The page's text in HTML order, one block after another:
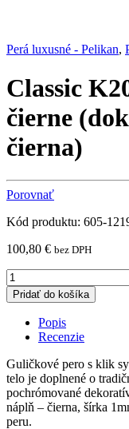
Perá luxusné - Pelikan,
Classic
čierne
čierna)
Porovnať
Kód produktu: 605-
100,80 € bez DPH
Classic
K205
guličkové
pero,
čierne
(dokumentačná
náplň
-
čierna)
quantity
Pridať do košíka
Popis
Recenzie
Guličkové pero s klik
telo je doplnené o
pochrómované
náplň – čierna, šírka
peru.